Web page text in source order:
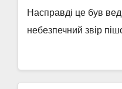
Насправді це був
небезпечний звір